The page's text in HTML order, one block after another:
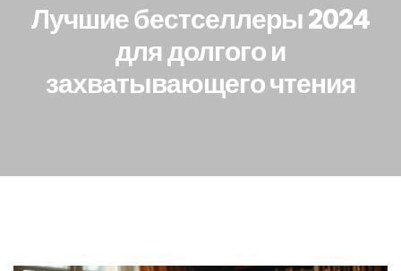
Лучшие бестселлеры 2024
для долгого и
захватывающего чтения